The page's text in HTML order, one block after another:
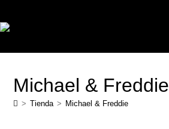
Michael & Freddie
> Tienda > Michael & Freddie